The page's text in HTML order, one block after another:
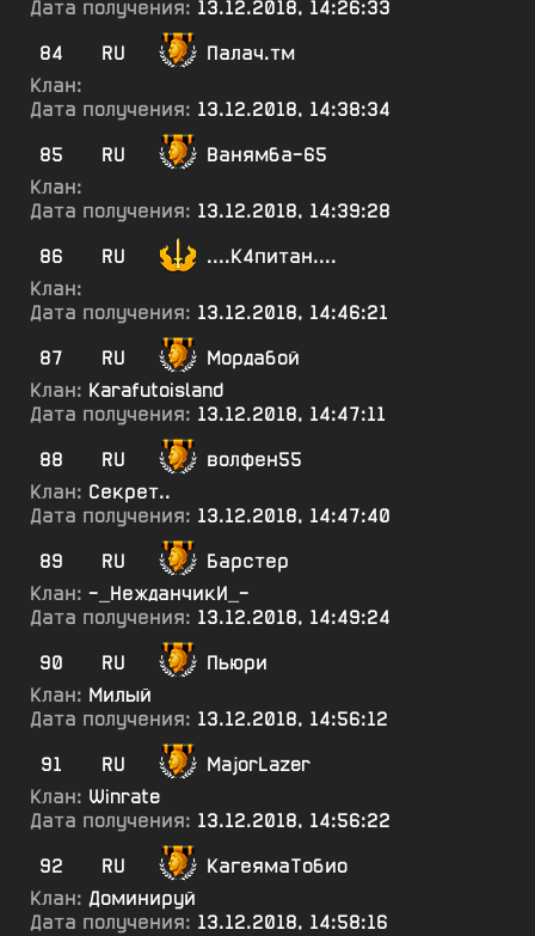
Дата получения: 13.12.2018, 14:26:33
84
RU
Палач.тм
Клан:
Дата получения: 13.12.2018, 14:38:34
85
RU
Ванямба-65
Клан:
Дата получения: 13.12.2018, 14:39:28
86
RU
....К4питан....
Клан:
Дата получения: 13.12.2018, 14:46:21
87
RU
Мордабой
Клан: Karafutoisland
Дата получения: 13.12.2018, 14:47:11
88
RU
волфен55
Клан: Секрет..
Дата получения: 13.12.2018, 14:47:40
89
RU
Барстер
Клан: -_НежданчикИ_-
Дата получения: 13.12.2018, 14:49:24
90
RU
Пьюри
Клан: Милый
Дата получения: 13.12.2018, 14:56:12
91
RU
MajorLazer
Клан: Winrate
Дата получения: 13.12.2018, 14:56:22
92
RU
КагеямаТобио
Клан: Доминируй
Дата получения: 13.12.2018, 14:58:16